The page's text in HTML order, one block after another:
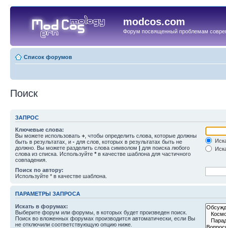
modcos.com
Форум посвященный проблемам
Список форумов
Поиск
ЗАПРОС
Ключевые слова:
Вы можете использовать + , чтобы определить слова, которые должны
быть в результатах, и - для слов, которых в результатах быть не
должно. Вы можете разделить слова символом | для поиска любого
слова из списка. Используйте * в качестве шаблона для частичного
совпадения.
Поиск по автору:
Используйте * в качестве шаблона.
ПАРАМЕТРЫ ЗАПРОСА
Искать в форумах:
Выберите форум или форумы, в которых будет произведен поиск.
Поиск во вложенных форумах производится автоматически, если Вы
не отключили соответствующую опцию ниже.